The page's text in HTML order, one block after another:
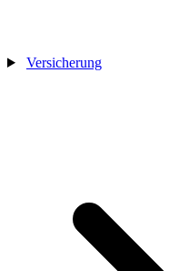
Versicherung